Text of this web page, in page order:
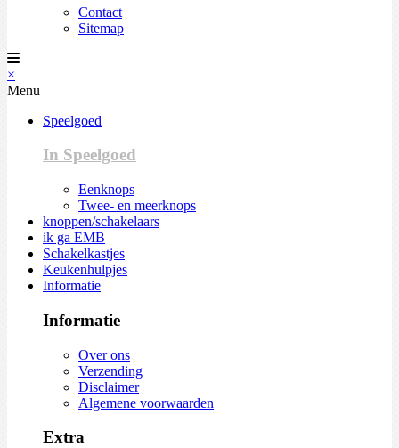
Contact
Sitemap
×
Menu
Speelgoed
In Speelgoed
Eenknops
Twee- en meerknops
knoppen/schakelaars
ik ga EMB
Schakelkastjes
Keukenhulpjes
Informatie
Informatie
Over ons
Verzending
Disclaimer
Algemene voorwaarden
Extra